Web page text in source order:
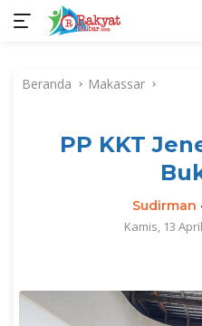
kontenBeranda Makassar
PP KKT
Sudirman
Kamis, 13